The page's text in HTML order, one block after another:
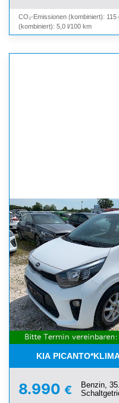
CO₂-Emissionen (kombiniert):
(kombiniert): 5,0 l/100 km
FACH ALU*
KIA
8.990€
Benzin,